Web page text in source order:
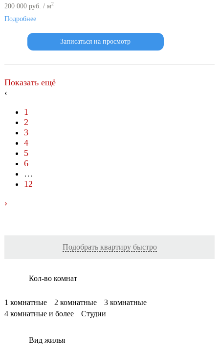
200 000 руб. / м2
Подробнее
Записаться на просмотр
Показать ещё
‹
1
2
3
4
5
6
…
12
›
Подобрать квартиру быстро
Кол-во комнат
1 комнатные 2 комнатные
3 комнатные
4 комнатные и более
Студии
Вид жилья